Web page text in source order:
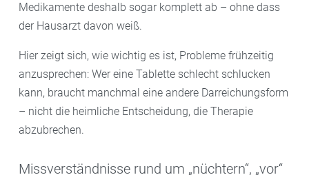
Medikamente deshalb sogar komplett ab – ohne dass
der Hausarzt davon weiß.
Hier zeigt sich, wie wichtig es ist, Probleme frühzeitig
anzusprechen: Wer eine Tablette schlecht schlucken
kann, braucht manchmal eine andere Darreichungsform
– nicht die heimliche Entscheidung, die Therapie
abzubrechen.
Missverständnisse rund um „nüchtern“, „vor“